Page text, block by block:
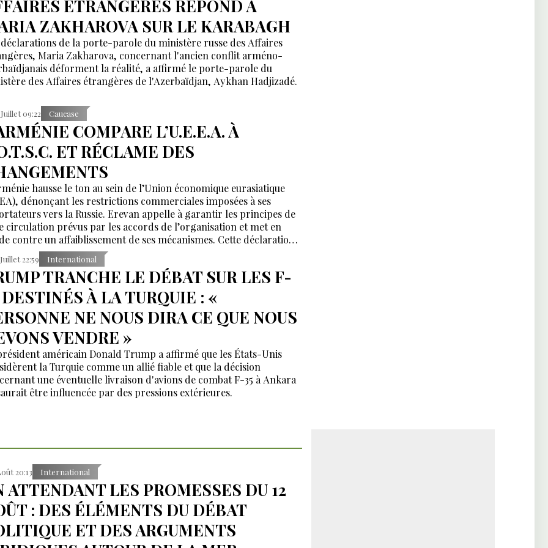
ÉTRANGÈRES RÉPOND À
ZAKHAROVA SUR LE KARABAGH
de la porte-parole du ministère russe des Affaires
Maria Zakharova, concernant l'ancien conflit arméno-
déforment la réalité, a affirmé le porte-parole du
des Affaires étrangères de l'Azerbaïdjan, Aykhan Hadjizadé.
09:22 Caucase
COMPARE L’U.E.E.A. À
ET RÉCLAME DES
hausse le ton au sein de l’Union économique eurasiatique
dénonçant les restrictions commerciales imposées à ses
vers la Russie. Erevan appelle à garantir les principes de
circulation prévus par les accords de l’organisation et met en
contre un affaiblissement de ses mécanismes. Cette déclaration
après un échange entre Nikol Pachinian et Vladimir Poutine,
que les relations économiques russo-arméniennes traversent une
de tensions.
22:59 International
TRANCHE LE DÉBAT SUR LES F-
DESTINÉS À LA TURQUIE : «
NE NOUS DIRA CE QUE NOUS
VENDRE »
américain Donald Trump a affirmé que les États-Unis
la Turquie comme un allié fiable et que la décision
une éventuelle livraison d'avions de combat F-35 à Ankara
être influencée par des pressions extérieures.
20:13 International
ATTENDANT LES PROMESSES DU 12
: DES ÉLÉMENTS DU DÉBAT
ET DES ARGUMENTS